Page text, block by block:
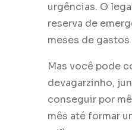
urgências. O
reserva de
meses de
Mas você pode
devagarzinho,
conseguir por
mês até formar